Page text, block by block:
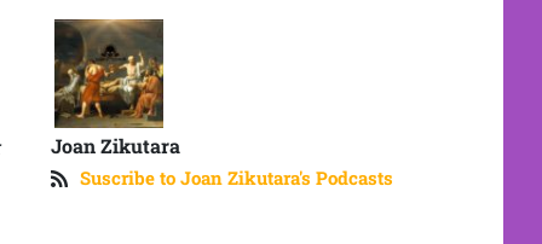
Joan Zikutara
Suscribe to Joan Zikutara's Podcasts